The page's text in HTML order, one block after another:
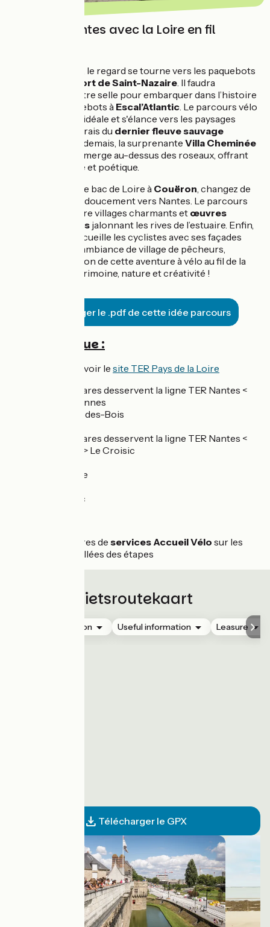
Retour à Nantes avec la Loire en fil
, le regard se tourne vers les paquebots
port de Saint-Nazaire. Il faudra
descendre de votre selle pour embarquer dans l’histoire
des grands paquebots à Escal’Atlantic. Le parcours vélo
emprunte La Vélidéale et s'élance vers les paysages
fluviaux et les marais du dernier fleuve sauvage
. À Cordemais, la surprenante Villa Cheminée
émerge au-dessus des roseaux, offrant
une halte insolite et poétique.
En franchissant le bac de Loire à Couëron, changez de
rive et remontez doucement vers Nantes. Le parcours
s’anime alors entre villages charmants et œuvres
contemporaines jalonnant les rives de l’estuaire. Enfin,
accueille les cyclistes avec ses façades
colorées et son ambiance de village de pêcheurs,
parfaite conclusion de cette aventure à vélo au fil de la
Loire, mêlant patrimoine, nature et créativité !
Télécharger le .pdf de cette idée parcours
Côté pratique :
voir le site TER Pays de la Loire
Plusieurs gares desservent la ligne TER Nantes <
Redon > Rennes
- St-Gildas-des-Bois
Plusieurs gares desservent la ligne TER Nantes <
St-Nazaire > Le Croisic
- St-Nazaire
- Le Croisic
Voir les offres de services Accueil Vélo sur les
pages détaillées des étapes
Fietsroutekaart
Accommodation Useful information Leasure
Télécharger le GPX